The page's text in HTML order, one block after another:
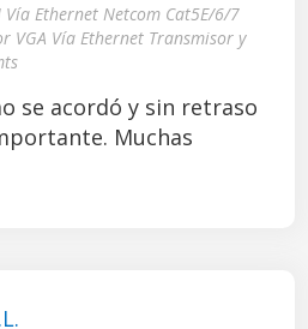
Ethernet Netcom Cat5E/6/7
VGA Vía Ethernet Transmisor y
se acordó y sin retraso
Muchas